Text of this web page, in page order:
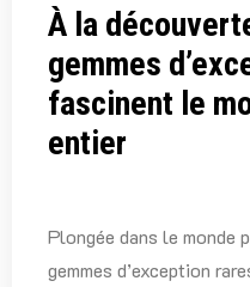
À la
gemmes
fascinent le
entier
Plongée dans le monde
gemmes d’exception